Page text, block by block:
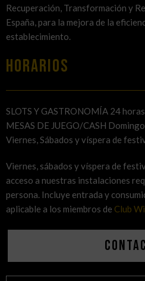
Recuperación, Transformación y
España, para la mejora de la
establecimiento.
HORARIOS
SLOTS Y GASTRONOMÍA 24
MESAS DE JUEGO/CASH
Viernes, Sábados y víspera de
Viernes, sábados y víspera de
acceso a nuestras instalaciones
persona. Incluye entrada y
aplicable a los miembros de Club